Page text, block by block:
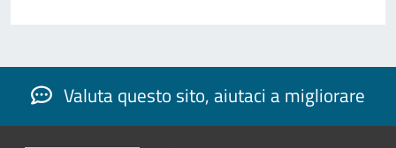
Valuta questo sito, aiutaci a migliorare